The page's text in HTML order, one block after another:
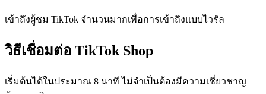
เข้าถึงผู้ชม TikTok จำนวนมากเพื่อการเข้าถึงแบบไวรัล
วิธีเชื่อมต่อ TikTok Shop
เริ่มต้นได้ในประมาณ 8 นาที ไม่จำเป็นต้องมีความเชี่ยวชาญ